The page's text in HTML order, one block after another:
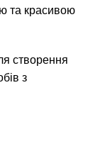
та красивою
створення
з